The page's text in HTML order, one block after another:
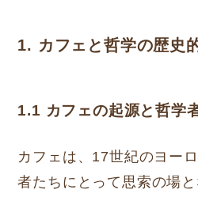
1. カフェと哲学の歴史
1.1 カフェの起源と哲学
カフェは、17世紀のヨー
者たちにとって思索の場